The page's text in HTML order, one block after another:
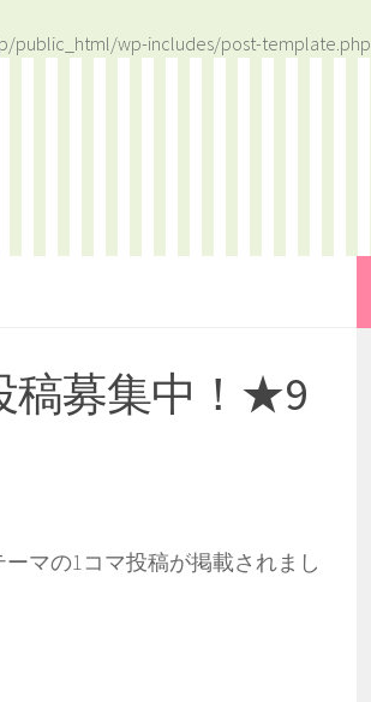
public_html/wp-includes/post-template.php
稿募集中！★9
マの1コマ投稿が掲載されまし